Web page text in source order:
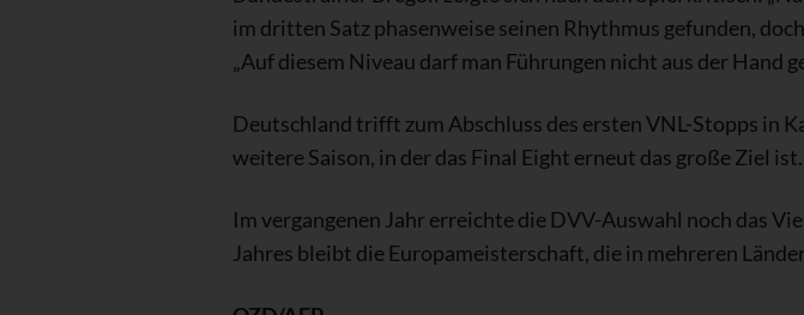
im dritten Satz phasenweise seinen Rhythmus gefunden,
„Auf diesem Niveau darf man Führungen nicht aus der Hand
Deutschland trifft zum Abschluss des ersten VNL-Stopps in
weitere Saison, in der das Final Eight erneut das große Ziel ist.
Im vergangenen Jahr erreichte die DVV-Auswahl noch das
Jahres bleibt die Europameisterschaft, die in mehreren